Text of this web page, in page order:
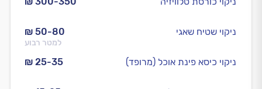
₪ 50-80
למטר רבוע
ניקוי שטיח שאגי
₪ 25-35 ניקוי כיסא פינת אוכל (מרופד)